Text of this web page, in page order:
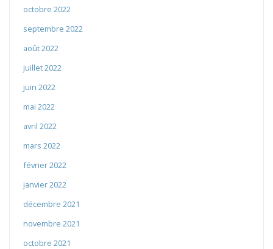
octobre 2022
septembre 2022
août 2022
juillet 2022
juin 2022
mai 2022
avril 2022
mars 2022
février 2022
janvier 2022
décembre 2021
novembre 2021
octobre 2021